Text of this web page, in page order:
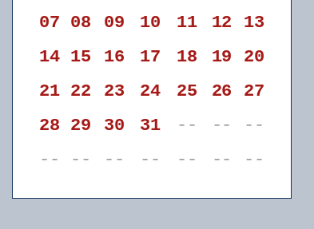
07 08 09 10 11 12
13
14 15 16 17 18 19
20
21 22 23 24 25 26
27
28 29 30 31 -- --
--
--
-- -- -- -- -- --